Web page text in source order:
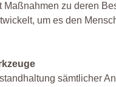
zu deren
um es den
sämtlicher